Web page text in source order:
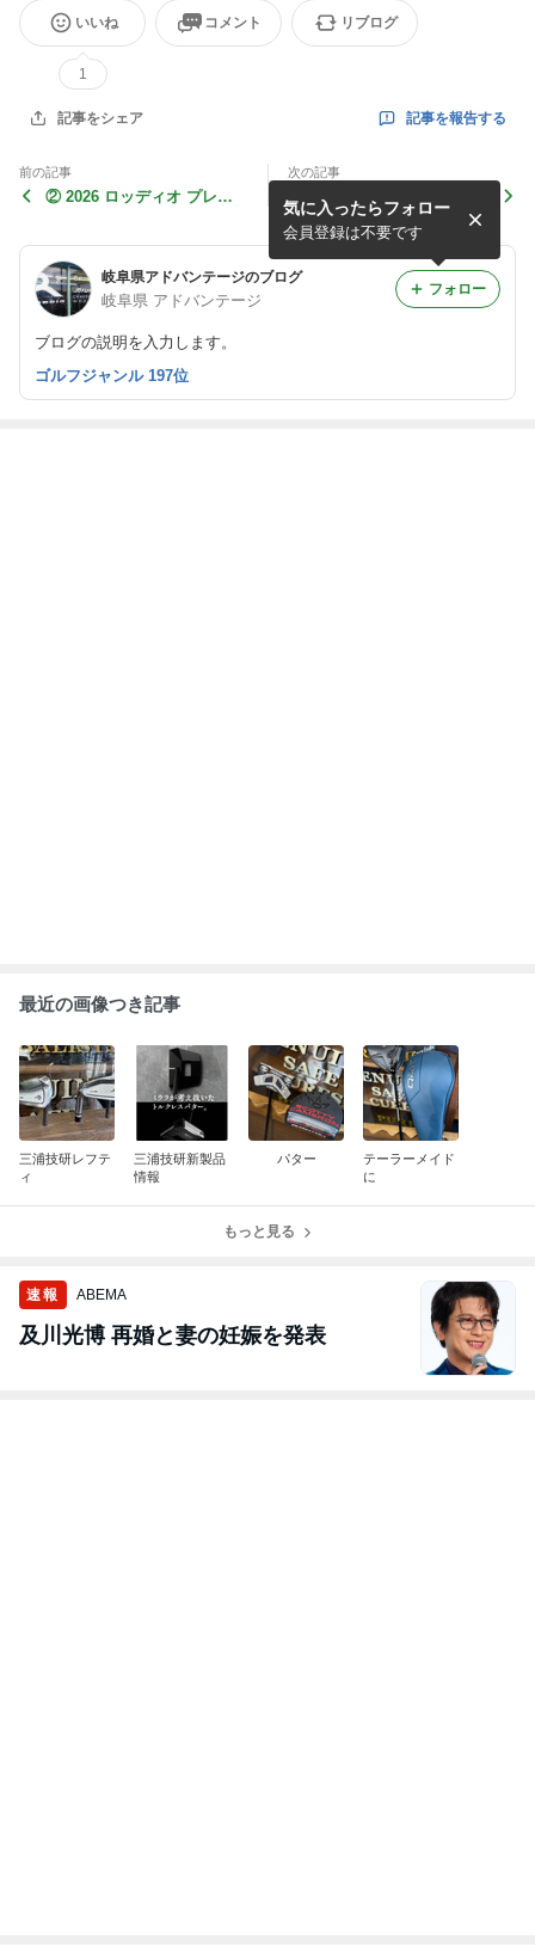
いいね
1
コメント リブログ
記事をシェア 記事を報告する
前の記事
② 2026 ロッディオ プレミ
次の記事
岐阜県アドバンテージのブログ
岐阜県 アドバンテージ
ブログの説明を入力します。
気に入ったらフォロー
会員登録は不要です
フォロー
ゴルフジャンル 197位
最近の画像つき記事
三浦技研レフテ
ィ
三浦技研新製品
情報
パター
テーラーメイド
に
もっと見る
速報 ABEMA
及川光博 再婚と妻の妊娠を発表